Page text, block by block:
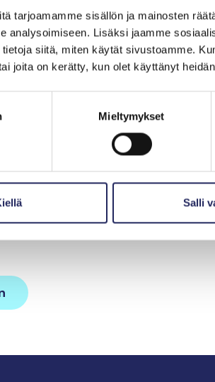
tarjoamamme sisällön ja mainosten
analysoimiseen. Lisäksi jaamme
siitä, miten käytät sivustoamme.
joita on kerätty, kun olet käyttänyt
Mieltymykset
Salli
lahjoitukset